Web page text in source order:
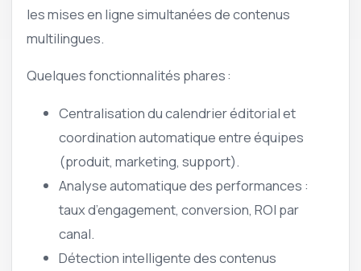
les mises en ligne simultanées de contenus
multilingues.
Quelques fonctionnalités phares :
Centralisation du calendrier éditorial et
coordination automatique entre équipes
(produit, marketing, support).
Analyse automatique des performances :
taux d’engagement, conversion, ROI par
canal.
Détection intelligente des contenus